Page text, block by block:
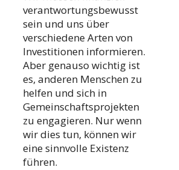
verantwortungsbewusst
sein und uns über
verschiedene Arten von
Investitionen informieren.
Aber genauso wichtig ist
es, anderen Menschen zu
helfen und sich in
Gemeinschaftsprojekten
zu engagieren. Nur wenn
wir dies tun, können wir
eine sinnvolle Existenz
führen.